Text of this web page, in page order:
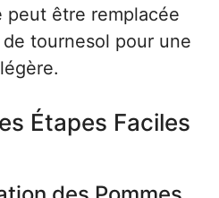
peut être remplacée
de tournesol pour une
Étapes Faciles